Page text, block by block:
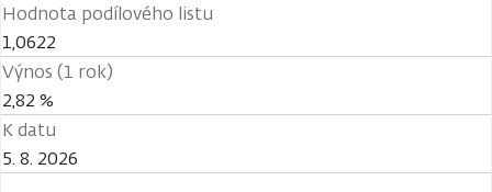
Hodnota podílového listu
1,0622
Výnos (1 rok)
2,82 %
K datu
5. 8. 2026